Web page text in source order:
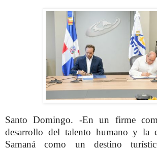
Santo Domingo. -En un firme
desarrollo del talento humano y la
Samaná como un destino